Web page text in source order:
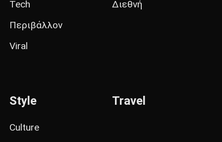
Tech
Περιβάλλον
Viral
Διεθνή
Style
Culture
Travel